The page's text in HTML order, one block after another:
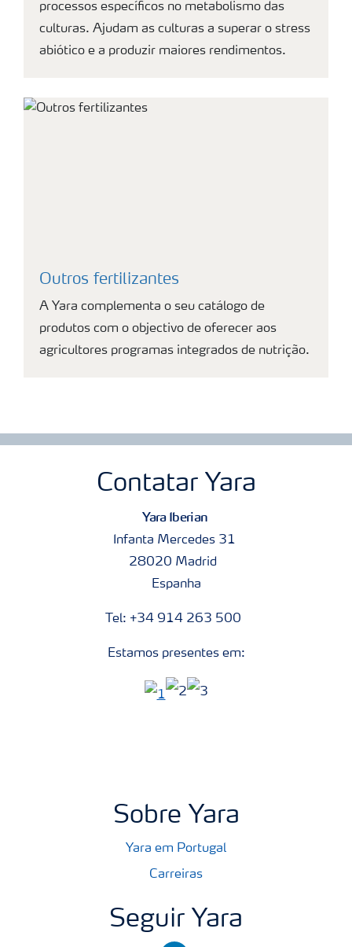
processos específicos no metabolismo das
culturas. Ajudam as culturas a superar o stress
abiótico e a produzir maiores rendimentos.
Outros fertilizantes
A Yara complementa o seu catálogo de
produtos com o objectivo de oferecer aos
agricultores programas integrados de nutrição.
Contatar Yara
Yara Iberian
Infanta Mercedes 31
28020 Madrid
Espanha
Tel: +34 914 263 500
Estamos presentes em:
Sobre Yara
Yara em Portugal
Carreiras
Seguir Yara